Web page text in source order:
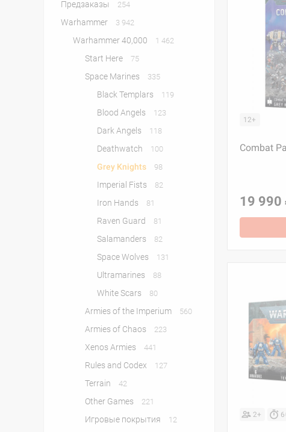
Предзаказы 254
Warhammer 3 942
Warhammer 40,000 1 462
Start Here 75
Space Marines 335
Black Templars 119
Blood Angels 123
Dark Angels 118
Deathwatch 100
Grey Knights 98
Imperial Fists 82
Iron Hands 81
Raven Guard 81
Salamanders 82
Space Wolves 131
Ultramarines 88
White Scars 80
Armies of the Imperium 560
Armies of Chaos 223
Xenos Armies 441
Rules and Codex 127
Terrain 42
Other Games 221
Игровые покрытия 12
12+
Combat
19 990
2+